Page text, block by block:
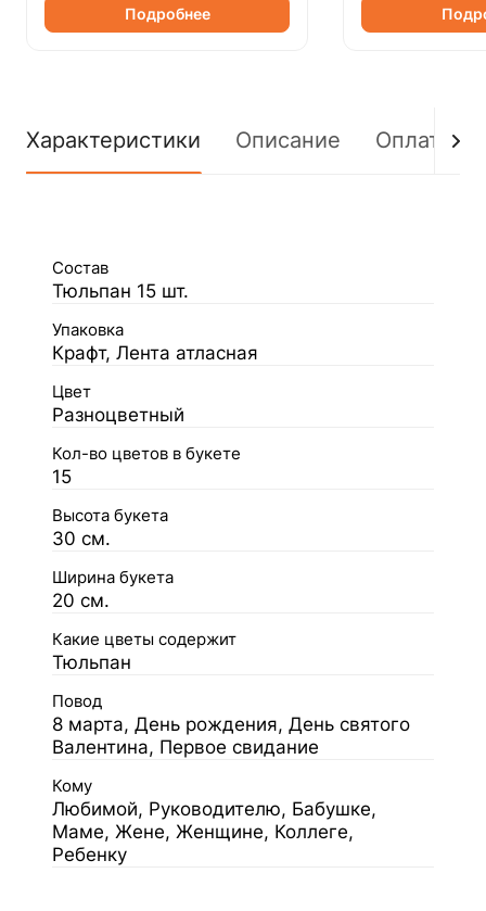
Подробнее
Характеристики Описание Оплата
Состав
Тюльпан 15 шт.
Упаковка
Крафт, Лента атласная
Цвет
Разноцветный
Кол-во цветов в букете
15
Высота букета
30 см.
Ширина букета
20 см.
Какие цветы содержит
Тюльпан
Повод
8 марта, День рождения, День святого
Валентина, Первое свидание
Кому
Любимой, Руководителю, Бабушке,
Маме, Жене, Женщине, Коллеге,
Ребенку